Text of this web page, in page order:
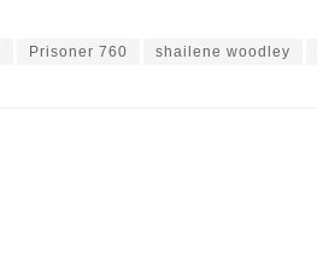
Prisoner 760 shailene woodley